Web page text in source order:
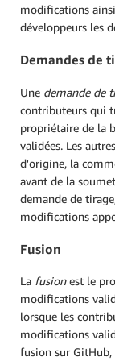
modifications
développeurs les
Demandes de
Une demande de
contributeurs qui
propriétaire de la
validées. Les
d'origine, la
avant de la
demande de
modifications
Fusion
La fusionest le
modifications
lorsque les
modifications
fusion sur GitHub,